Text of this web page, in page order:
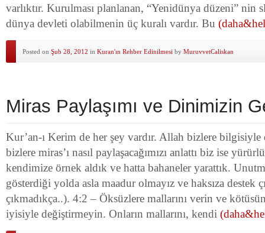
varlıktır. Kurulması planlanan, “Yenidünya düzeni” nin
dünya devleti olabilmenin üç kuralı vardır. Bu
Posted on Şub 28, 2012 in Kuran'ın Rehber Edinilmesi by MuruvvetCaliskan
Miras Paylaşımı ve Dinimizin
Kur’an-ı Kerim de her şey vardır. Allah bizlere
bizlere miras’ı nasıl paylaşacağımızı anlattı biz ise
kendimize örnek aldık ve hatta bahaneler yarattık.
gösterdiği yolda asla maadur olmayız ve haksıza destek
çıkmadıkça..). 4:2 – Öksüzlere mallarını verin ve
iyisiyle değiştirmeyin. Onların mallarını, kendi